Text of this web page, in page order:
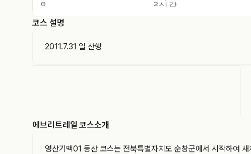
0 2시간
코스 설명
2011.7.31 일 산행
에브리트레일 코스소개
영산기맥01 등산 코스는 전북특별자치도 순창군에서 시작하여